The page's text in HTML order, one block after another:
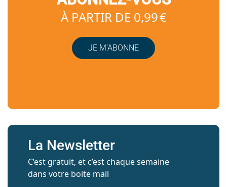
À PARTIR DE 0,99 €
JE M’ABONNE
La Newsletter
C’est gratuit, et c’est chaque semaine
dans votre boite mail